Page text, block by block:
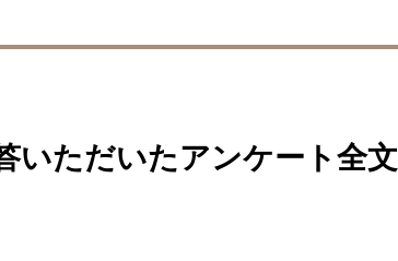
いただいたアンケート全文